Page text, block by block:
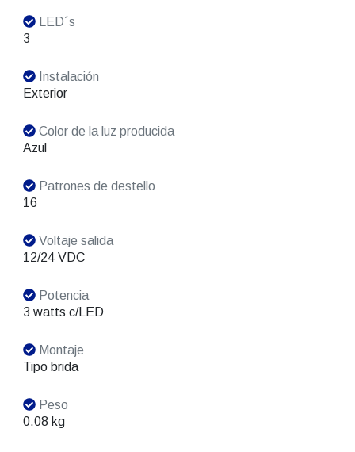
LED´s
3
Instalación
Exterior
Color de la luz producida
Azul
Patrones de destello
16
Voltaje salida
12/24 VDC
Potencia
3 watts c/LED
Montaje
Tipo brida
Peso
0.08 kg